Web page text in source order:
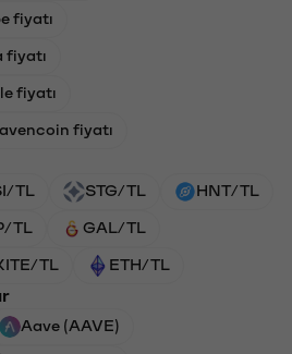
fiyatı
fiyatı
fiyatı
fiyatı
TL STG/TL HNT/TL
TL GAL/TL
TL ETH/TL
Aave (AAVE)